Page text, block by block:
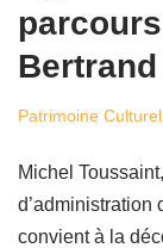
Bertrand
Patrimoine Culturel
Michel
d’administration
convient à la